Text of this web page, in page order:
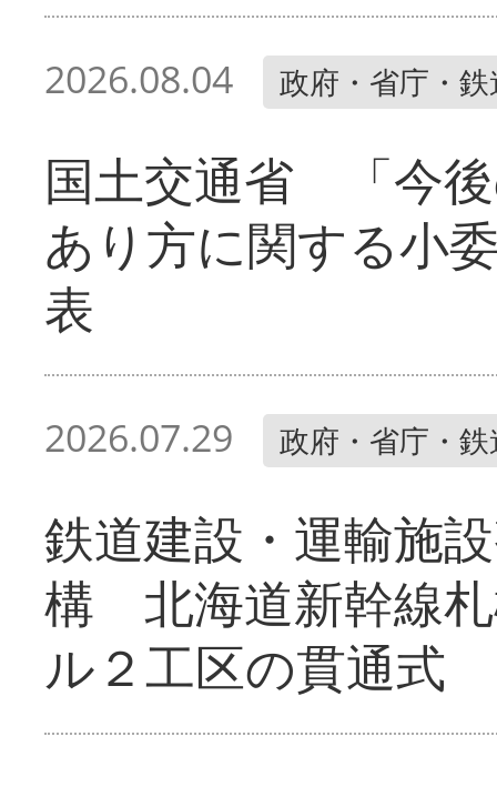
2026.08.04 政府・省庁・
国土交通省 「今
あり方に関する小
表
2026.07.29 政府・省庁・
鉄道建設・運輸施
構 北海道新幹線
ル２工区の貫通式